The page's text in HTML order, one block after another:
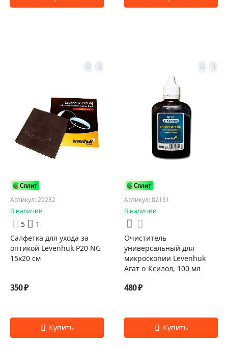
Артикул: 29282
В наличии
5
1
Салфетка для ухода за
оптикой Levenhuk P20 NG
15x20 см
350 ₽
Артикул: 82161
В наличии
Очиститель
универсальный для
микроскопии Levenhuk
Агат о-Ксилол, 100 мл
480 ₽